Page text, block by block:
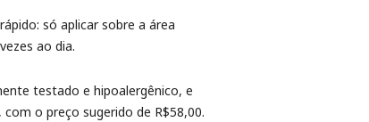
só aplicar sobre a área
ao dia.
testado e hipoalergênico, e
o preço sugerido de R$58,00.